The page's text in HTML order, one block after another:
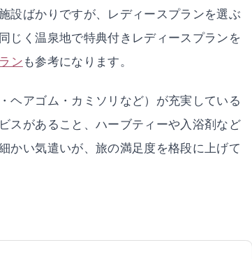
設ばかりですが、レディースプランを選ぶ
じく温泉地で特典付きレディースプランを
ンも参考になります。
ヘアゴム・カミソリなど）が充実している
スがあること、ハーブティーや入浴剤など
かい気遣いが、旅の満足度を格段に上げて